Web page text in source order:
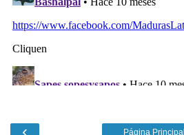
‹ Página Principal